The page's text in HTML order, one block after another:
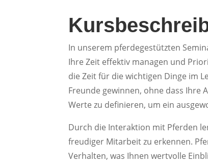
In unserem pferdegestützten
Ihre Zeit effektiv managen und
die Zeit für die wichtigen Dinge im
Freunde gewinnen, ohne dass Ihre
Werte zu definieren, um ein
Durch die Interaktion mit Pferden
freudiger Mitarbeit zu erkennen.
Verhalten, was Ihnen wertvolle